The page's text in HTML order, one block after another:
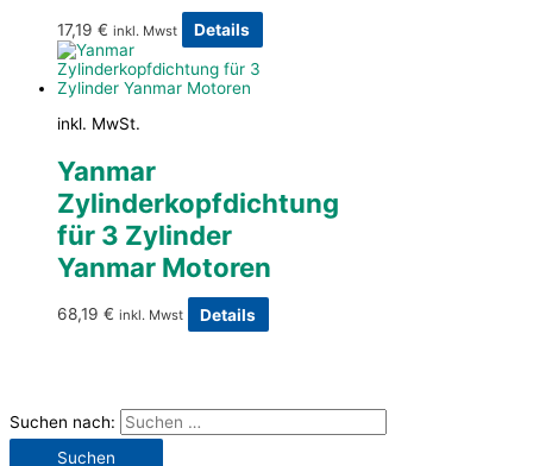
Suchen nach:
17,19 € inkl. Mwst Details
inkl. MwSt.
Yanmar
Zylinderkopfdichtung
für 3 Zylinder
Yanmar Motoren
68,19 € inkl. Mwst Details